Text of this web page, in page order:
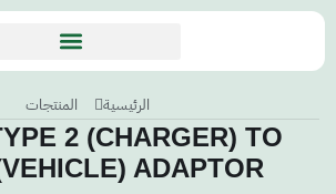
الرئيسية المنتجات
2 (CHARGER) TO
ADAPTOR